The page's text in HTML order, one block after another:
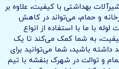
بهداشتی با کیفیت، علاوه بر
و حمام، می‌تواند در کاهش
با ما با استفاده از انواع
به شما کمک می‌کند تا یک
داشته باشید، شما می‌توانید برای
و توالت در شهرک بنفشه با تیم